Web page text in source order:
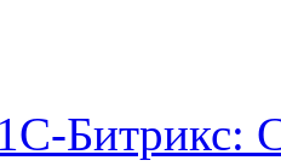
1C-Битрикс: